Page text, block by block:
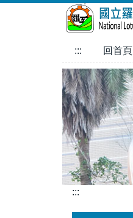
::: 回首頁
:::